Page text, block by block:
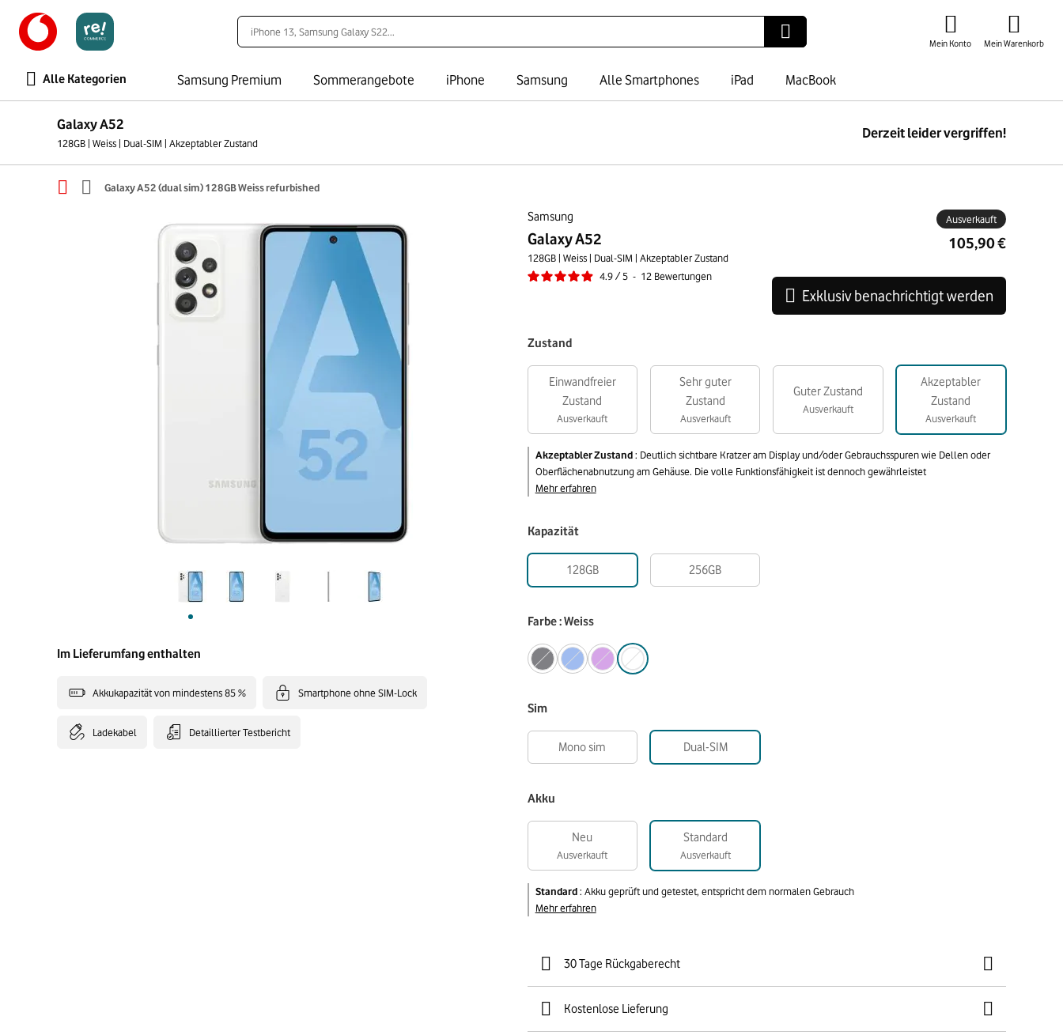
Mein Konto Mein Warenkorb
Alle Kategorien Samsung Premium Sommerangebote iPhone Samsung Alle Smartphones iPad MacBook
Galaxy A52
128GB | Weiss | Dual-SIM | Akzeptabler Zustand
Derzeit leider vergriffen!
Galaxy A52 (dual sim) 128GB Weiss refurbished
Samsung
Galaxy A52
128GB | Weiss | Dual-SIM | Akzeptabler Zustand
4.9 / 5 - 12 Bewertungen
Ausverkauft
Im Lieferumfang enthalten
Akkukapazität von mindestens 85 % Smartphone ohne SIM-Lock
Ladekabel Detaillierter Testbericht
105,90 €
Exklusiv benachrichtigt werden
Zustand
Einwandfreier
Zustand
Ausverkauft
Sehr guter
Zustand
Ausverkauft
Guter Zustand
Ausverkauft
Akzeptabler
Zustand
Ausverkauft
Akzeptabler Zustand: Deutlich sichtbare Kratzer am Display und/oder Gebrauchsspuren wie Dellen oder
Oberflächenabnutzung am Gehäuse. Die volle Funktionsfähigkeit ist dennoch gewährleistet
Mehr erfahren
Kapazität
128GB 256GB
Farbe : Weiss
Sim
Mono sim Dual-SIM
Akku
Neu
Ausverkauft
Standard
Ausverkauft
Standard: Akku geprüft und getestet, entspricht dem normalen Gebrauch
Mehr erfahren
30 Tage Rückgaberecht
Kostenlose Lieferung